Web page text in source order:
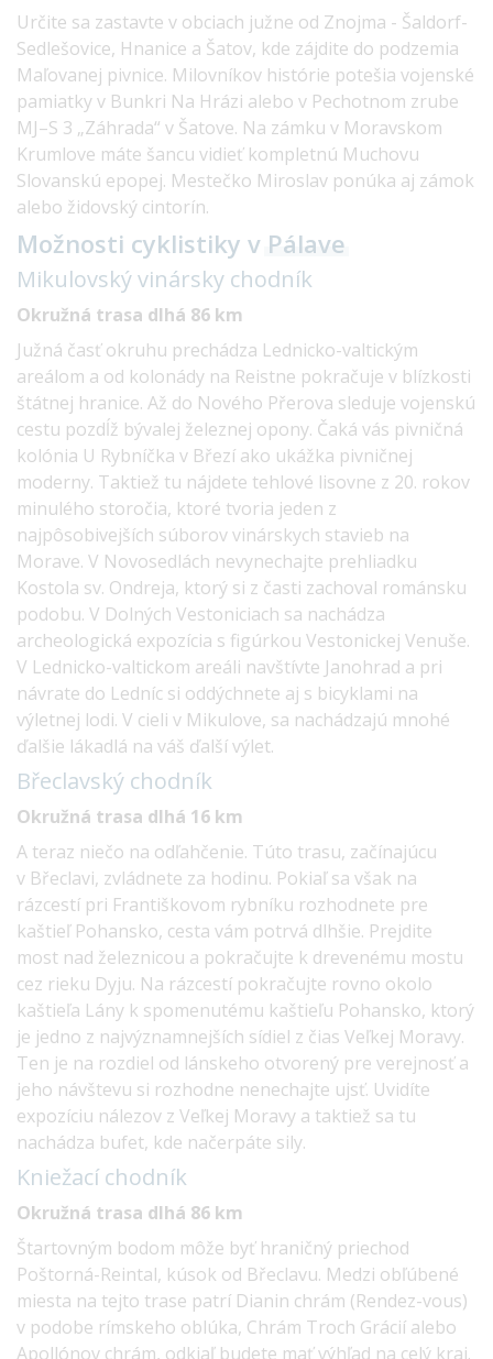
Určite sa zastavte v obciach južne od Znojma - Šaldorf-
Sedlešovice, Hnanice a Šatov, kde zájdite do podzemia
Maľovanej pivnice. Milovníkov histórie potešia vojenské
pamiatky v Bunkri Na Hrázi alebo v Pechotnom zrube
MJ–S 3 „Záhrada“ v Šatove. Na zámku v Moravskom
Krumlove máte šancu vidieť kompletnú Muchovu
Slovanskú epopej. Mestečko Miroslav ponúka aj zámok
alebo židovský cintorín.
Možnosti cyklistiky v Pálave
Mikulovský vinársky chodník
Okružná trasa dlhá 86 km
Južná časť okruhu prechádza Lednicko-valtickým
areálom a od kolonády na Reistne pokračuje v blízkosti
štátnej hranice. Až do Nového Přerova sleduje vojenskú
cestu pozdĺž bývalej železnej opony. Čaká vás pivničná
kolónia U Rybníčka v Březí ako ukážka pivničnej
moderny. Taktiež tu nájdete tehlové lisovne z 20. rokov
minulého storočia, ktoré tvoria jeden z
najpôsobivejších súborov vinárskych stavieb na
Morave. V Novosedlách nevynechajte prehliadku
Kostola sv. Ondreja, ktorý si z časti zachoval románsku
podobu. V Dolných Vestoniciach sa nachádza
archeologická expozícia s figúrkou Vestonickej Venuše.
V Lednicko-valtickom areáli navštívte Janohrad a pri
návrate do Ledníc si oddýchnete aj s bicyklami na
výletnej lodi. V cieli v Mikulove, sa nachádzajú mnohé
ďalšie lákadlá na váš ďalší výlet.
Břeclavský chodník
Okružná trasa dlhá 16 km
A teraz niečo na odľahčenie. Túto trasu, začínajúcu
v Břeclavi, zvládnete za hodinu. Pokiaľ sa však na
rázcestí pri Františkovom rybníku rozhodnete pre
kaštieľ Pohansko, cesta vám potrvá dlhšie. Prejdite
most nad železnicou a pokračujte k drevenému mostu
cez rieku Dyju. Na rázcestí pokračujte rovno okolo
kaštieľa Lány k spomenutému kaštieľu Pohansko, ktorý
je jedno z najvýznamnejších sídiel z čias Veľkej Moravy.
Ten je na rozdiel od lánskeho otvorený pre verejnosť a
jeho návštevu si rozhodne nenechajte ujsť. Uvidíte
expozíciu nálezov z Veľkej Moravy a taktiež sa tu
nachádza bufet, kde načerpáte sily.
Kniežací chodník
Okružná trasa dlhá 86 km
Štartovným bodom môže byť hraničný priechod
Poštorná-Reintal, kúsok od Břeclavu. Medzi obľúbené
miesta na tejto trase patrí Dianin chrám (Rendez-vous)
v podobe rímskeho oblúka, Chrám Troch Grácií alebo
Apollónov chrám, odkiaľ budete mať výhľad na celý kraj.